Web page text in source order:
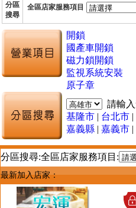
分區
搜尋
全區店家服務項目
開鎖
國產車開鎖
磁力鎖開鎖
監視系統安裝
原子章
請輸
基隆市 | 台北市 |
嘉義縣 | 嘉義市 |
分區搜尋:全區店家服務項目:
最新加入店家：